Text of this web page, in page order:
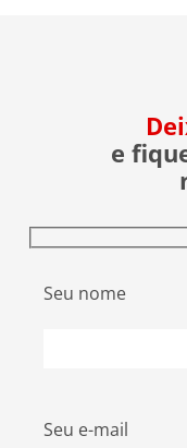
e
Seu nome
Seu e-mail